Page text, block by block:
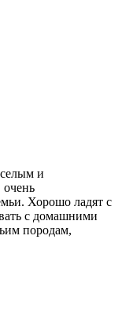
и
Хорошо ладят с
с домашними
породам,